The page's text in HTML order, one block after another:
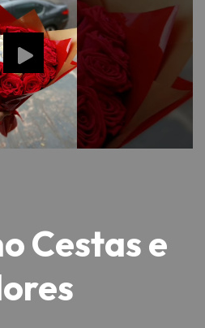
Cestas e